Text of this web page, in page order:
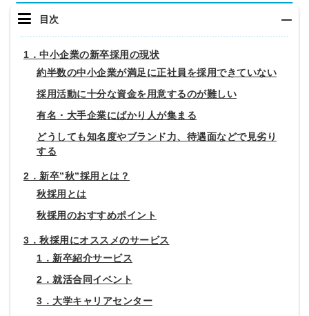
目次
1．中小企業の新卒採用の現状
約半数の中小企業が満足に正社員を採用できていない
採用活動に十分な資金を用意するのが難しい
有名・大手企業にばかり人が集まる
どうしても知名度やブランド力、待遇面などで見劣り
する
2．新卒”秋”採用とは？
秋採用とは
秋採用のおすすめポイント
3．秋採用にオススメのサービス
1．新卒紹介サービス
2．就活合同イベント
3．大学キャリアセンター